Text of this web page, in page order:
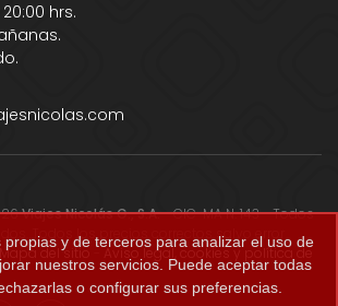
hrs.
Viajes Nicolás G., S.A.- CIC-MA N. 143 - Todos
Todos los precios correctos salvo error
Mapa del sitio -Aviso legal, cookies y política de
propias y de terceros para analizar el uso de
nuestros servicios. Puede aceptar todas
o configurar sus preferencias.